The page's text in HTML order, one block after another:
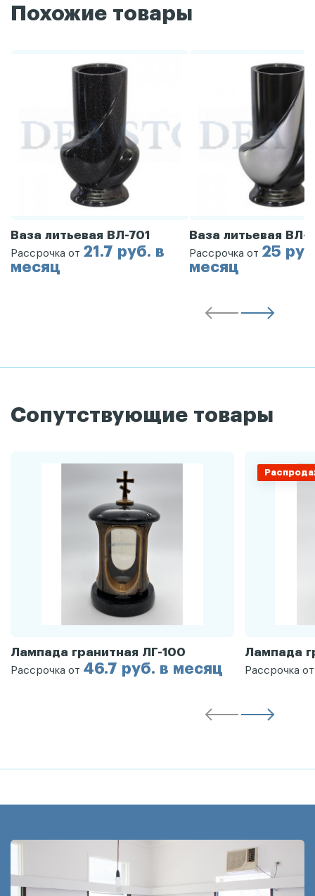
Похожие товары
Ваза литьевая ВЛ-701
Рассрочка от 21.7 руб. в
месяц
Ваза литьевая ВЛ-
Рассрочка от 25
месяц
Сопутствующие товары
Лампада гранитная ЛГ-100
Рассрочка от 46.7 руб. в месяц
Лампада
Рассрочка